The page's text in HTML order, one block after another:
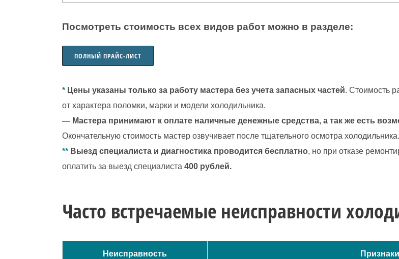
Посмотреть стоимость всех видов работ можно в разделе:
ПОЛНЫЙ ПРАЙС-ЛИСТ
* Цены указаны только за работу мастера без учета запасных частей. Стоимость
от характера поломки, марки и модели холодильника.
— Мастера принимают к оплате наличные денежные средства, а так же есть
Окончательную стоимость мастер озвучивает после тщательного осмотра холодильника.
** Выезд специалиста и диагностика проводится бесплатно, но при отказе
оплатить за выезд специалиста 400 рублей.
Часто встречаемые неисправности
Неисправность